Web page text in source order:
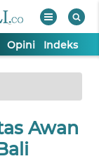
Opini Indeks
Awan